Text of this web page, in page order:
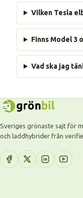
Vilken Tesla
Finns Model 3
Vad ska jag
Sveriges grönaste sajt för
och laddhybrider från